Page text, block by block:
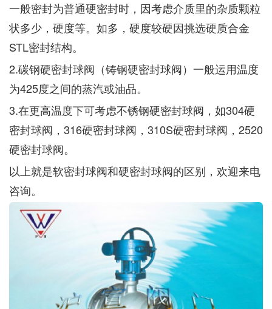
一般密封为普通硬密封时，因考虑介质里的杂质颗粒
状多少，硬度等。如多，硬度较硬因挑选硬质合金
STL密封结构。
2.碳钢硬密封球阀（铸钢硬密封球阀）一般运用温度
为425度之间的蒸汽或油品。
3.在更高温度下可考虑不锈钢硬密封球阀，如304硬
密封球阀，316硬密封球阀，310S硬密封球阀，2520
硬密封球阀。
以上就是软密封球阀和硬密封球阀的区别，欢迎来电
咨询。